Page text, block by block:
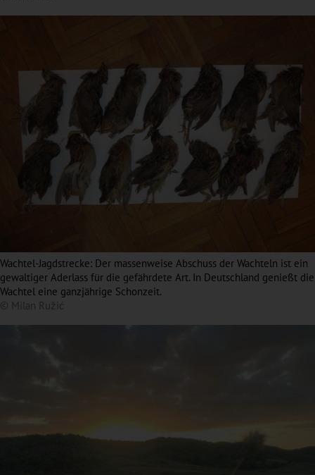
Wachtel-Jagdstrecke: Der massenweise Abschuss der Wachteln ist ein
gewaltiger Aderlass für die gefährdete Art. In Deutschland genießt die
Wachtel eine ganzjährige Schonzeit.
© Milan Ružić